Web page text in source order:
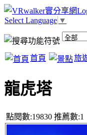
Select Language ▼
首頁 旅
龍虎塔
點閱數:19830 推薦數:1